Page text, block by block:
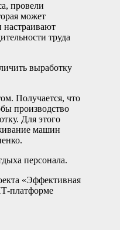
провели
может
настраивают
труда
выработку
Получается, что
производство
Для этого
машин
персонала.
«Эффективная
платформе